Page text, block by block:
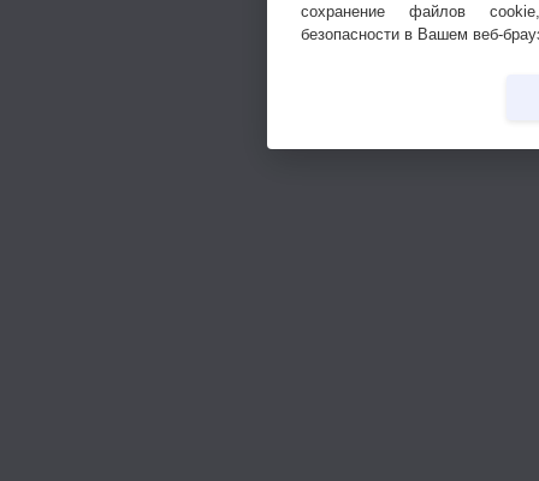
сохранение файлов
безопасности в Вашем веб-